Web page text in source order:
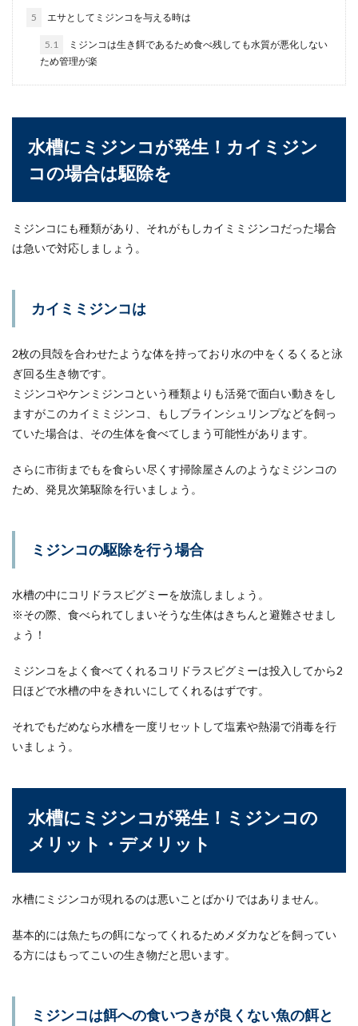
レッドビーシュリンプと混泳はでき
る？テトラとの相性
ミナミヌマエビの水槽に入れる水草に
付着した残留農薬の除去方法
ミナミヌマエビを飼育している人の中には、水槽
の中に水草を入れたいと考えている人もいるので
を下げる方法
アンモニアほどではありませんが、多過ぎる硝酸
塩は、サンゴ...
水槽のフィルターで静音なものとは？
水槽はできるだけ、静かなものがいいですよね。
クワガタは夏に活動しているから、気温が高くて
温度管理が必...
グッピーの稚魚を育てるための別水槽
の必要性について考えよう
グッピーの繁殖に成功して稚魚が生まれると、親
れています。...
カブトムシの幼虫が出てくる原因が土
の中のガスだった時の対処法
が土から出ていることがあります。土から出てく
5 エサとしてミジンコを与える時は
5.1
ミジンコは生き餌であるため食べ残しても水質が悪化しない
ため管理が楽
水槽にミジンコが発生！カイミジン
コの場合は駆除を
ミジンコにも種類があり、それがもしカイミミジンコだった場合
は急いで対応しましょう。
カイミミジンコは
2枚の貝殻を合わせたような体を持っており水の中をくるくると泳
ぎ回る生き物です。
ミジンコやケンミジンコという種類よりも活発で面白い動きをし
ますがこのカイミミジンコ、もしブラインシュリンプなどを飼っ
ていた場合は、その生体を食べてしまう可能性があります。
さらに市街までもを食らい尽くす掃除屋さんのようなミジンコの
ため、発見次第駆除を行いましょう。
ミジンコの駆除を行う場合
水槽の中にコリドラスピグミーを放流しましょう。
※その際、食べられてしまいそうな生体はきちんと避難させまし
ょう！
ミジンコをよく食べてくれるコリドラスピグミーは投入してから2
日ほどで水槽の中をきれいにしてくれるはずです。
それでもだめなら水槽を一度リセットして塩素や熱湯で消毒を行
いましょう。
水槽にミジンコが発生！ミジンコの
メリット・デメリット
水槽にミジンコが現れるのは悪いことばかりではありません。
基本的には魚たちの餌になってくれるためメダカなどを飼ってい
る方にはもってこいの生き物だと思います。
ミジンコは餌への食いつきが良くない魚の餌と